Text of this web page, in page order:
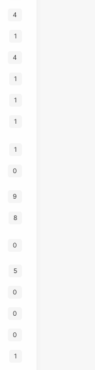
4
1
4
1
1
1
1
0
9
8
0
5
0
0
0
1